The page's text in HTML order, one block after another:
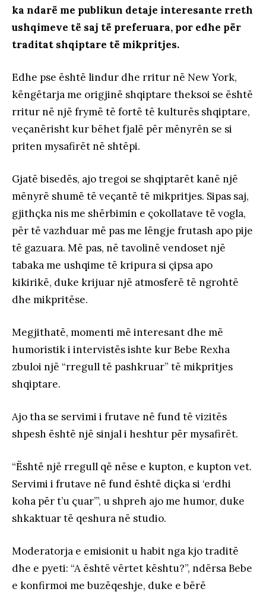
ka ndarë me publikun detaje interesante rreth
ushqimeve të saj të preferuara, por edhe për
traditat shqiptare të mikpritjes.
Edhe pse është lindur dhe rritur në New York,
këngëtarja me origjinë shqiptare theksoi se është
rritur në një frymë të fortë të kulturës shqiptare,
veçanërisht kur bëhet fjalë për mënyrën se si
priten mysafirët në shtëpi.
Gjatë bisedës, ajo tregoi se shqiptarët kanë një
mënyrë shumë të veçantë të mikpritjes. Sipas saj,
gjithçka nis me shërbimin e çokollatave të vogla,
për të vazhduar më pas me lëngje frutash apo pije
të gazuara. Më pas, në tavolinë vendoset një
tabaka me ushqime të kripura si çipsa apo
kikirikë, duke krijuar një atmosferë të ngrohtë
dhe mikpritëse.
Megjithatë, momenti më interesant dhe më
humoristik i intervistës ishte kur Bebe Rexha
zbuloi një “rregull të pashkruar” të mikpritjes
shqiptare.
Ajo tha se servimi i frutave në fund të vizitës
shpesh është një sinjal i heshtur për mysafirët.
“Është një rregull që nëse e kupton, e kupton vet.
Servimi i frutave në fund është diçka si ‘erdhi
koha për t’u çuar’”, u shpreh ajo me humor, duke
shkaktuar të qeshura në studio.
Moderatorja e emisionit u habit nga kjo traditë
dhe e pyeti: “A është vërtet kështu?”, ndërsa Bebe
e konfirmoi me buzëqeshje, duke e bërë